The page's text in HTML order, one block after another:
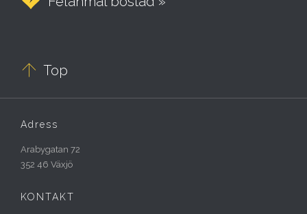
 Top
Adress
Arabygatan 72
352 46 Växjö
KONTAKT